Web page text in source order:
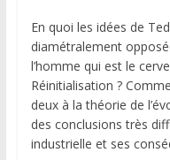
En quoi les idées de
diamétralement
l’homme qui est le
Réinitialisation ?
deux à la théorie de
des conclusions très
industrielle et ses